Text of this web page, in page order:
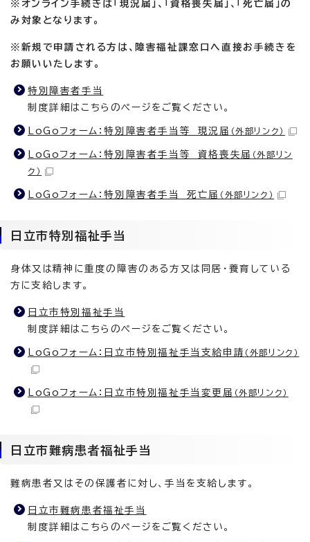
※オンライン手続きは「現況届」、「資格喪失届」、「死亡届」の
み対象となります。
※新規で申請される方は、障害福祉課窓口へ直接お手続きを
お願いいたします。
特別障害者手当
制度詳細はこちらのページをご覧ください。
LoGoフォーム：特別障害者手当等 現況届 （外部リンク）
LoGoフォーム：特別障害者手当等 資格喪失届 （外部リン
ク）
LoGoフォーム：特別障害者手当 死亡届 （外部リンク）
日立市特別福祉手当
身体又は精神に重度の障害のある方又は同居・養育している
方に支給します。
日立市特別福祉手当
制度詳細はこちらのページをご覧ください。
LoGoフォーム：日立市特別福祉手当支給申請 （外部リンク）
LoGoフォーム：日立市特別福祉手当変更届 （外部リンク）
日立市難病患者福祉手当
難病患者又はその保護者に対し、手当を支給します。
日立市難病患者福祉手当
制度詳細はこちらのページをご覧ください。